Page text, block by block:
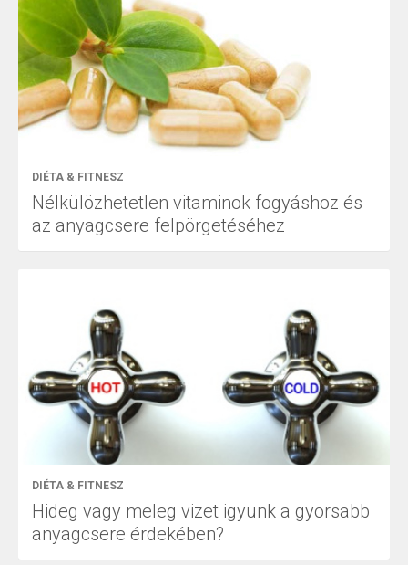
DIÉTA & FITNESZ
Nélkülözhetetlen vitaminok fogyáshoz és
az anyagcsere felpörgetéséhez
DIÉTA & FITNESZ
Hideg vagy meleg vizet igyunk a gyorsabb
anyagcsere érdekében?